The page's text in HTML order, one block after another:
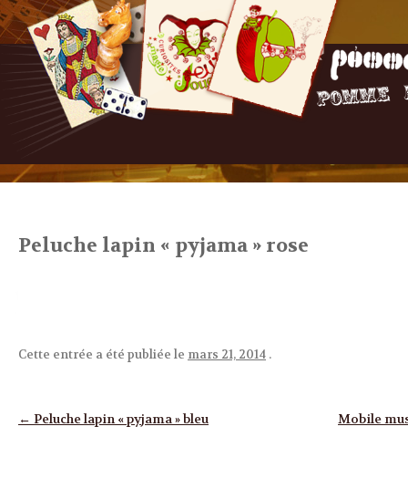
Peluche lapin « pyjama » rose
Cette entrée a été publiée le mars 21, 2014 .
Navigation des articles
← Peluche lapin « pyjama » bleu Mobile